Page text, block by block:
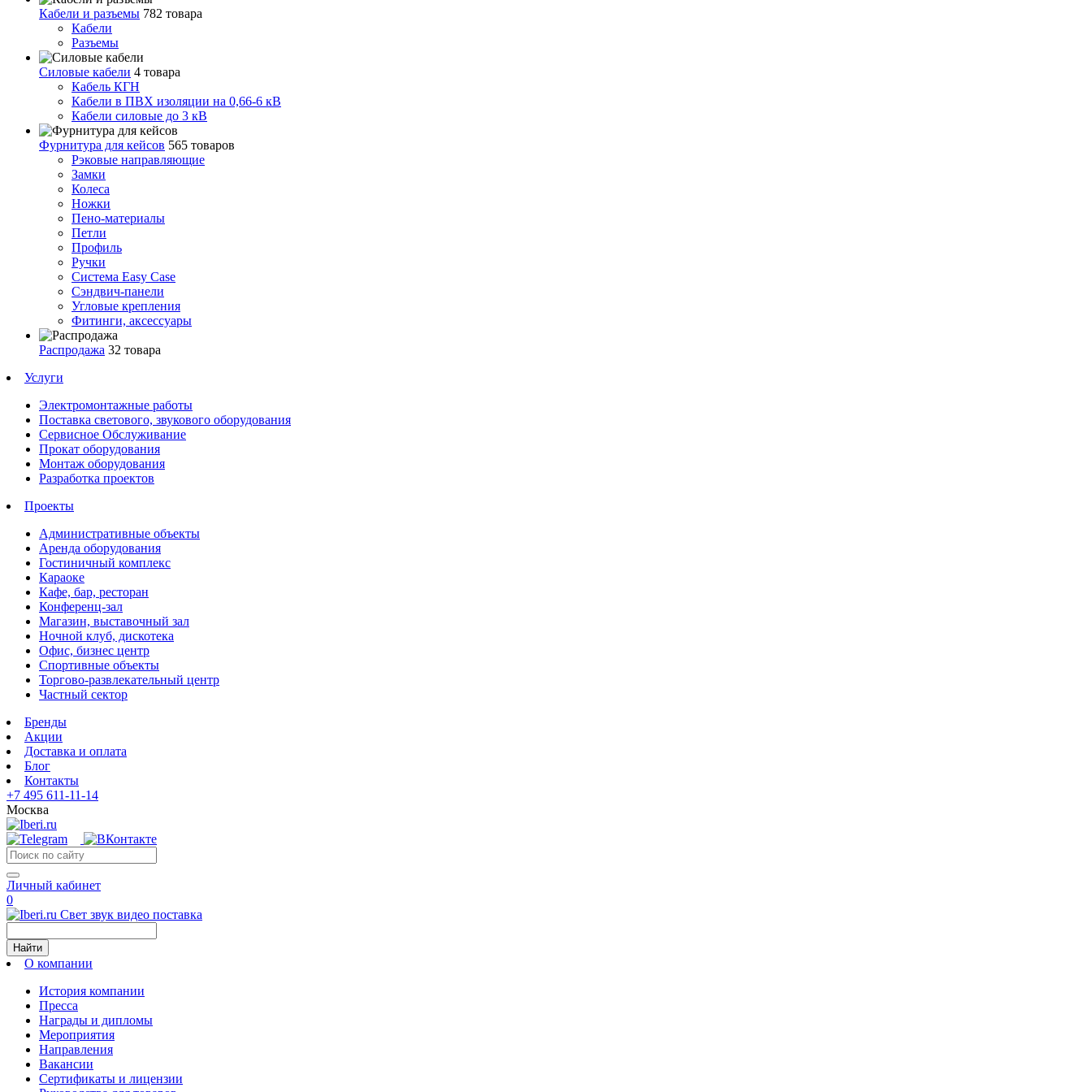
Кабели и разъемы 782 товара
Кабели
Разъемы
Силовые кабели 4 товара
Кабель КГН
Кабели в ПВХ изоляции на 0,66-6 кВ
Кабели силовые до 3 кВ
Фурнитура для кейсов 565 товаров
Рэковые направляющие
Замки
Колеса
Ножки
Пено-материалы
Петли
Профиль
Ручки
Система Easy Case
Сэндвич-панели
Угловые крепления
Фитинги, аксессуары
Распродажа 32 товара
Услуги
Электромонтажные работы
Поставка светового, звукового оборудования
Сервисное Обслуживание
Прокат оборудования
Монтаж оборудования
Разработка проектов
Проекты
Административные объекты
Аренда оборудования
Гостиничный комплекс
Караоке
Кафе, бар, ресторан
Конференц-зал
Магазин, выставочный зал
Ночной клуб, дискотека
Офис, бизнес центр
Спортивные объекты
Торгово-развлекательный центр
Частный сектор
Бренды
Акции
Доставка и оплата
Блог
Контакты
+7 495 611-11-14
Москва
Личный кабинет
0
Свет звук видео поставка
Найти
О компании
История компании
Пресса
Награды и дипломы
Мероприятия
Направления
Вакансии
Сертификаты и лицензии